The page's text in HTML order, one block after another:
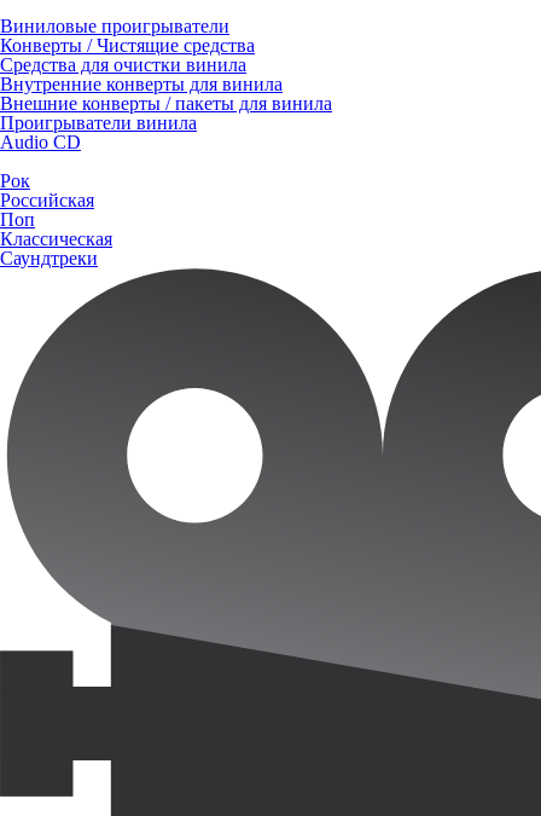
Виниловые проигрыватели
Конверты / Чистящие средства
Средства для очистки винила
Внутренние конверты для винила
Внешние конверты / пакеты для винила
Проигрыватели винила
Audio CD
Рок
Российская
Поп
Классическая
Саундтреки